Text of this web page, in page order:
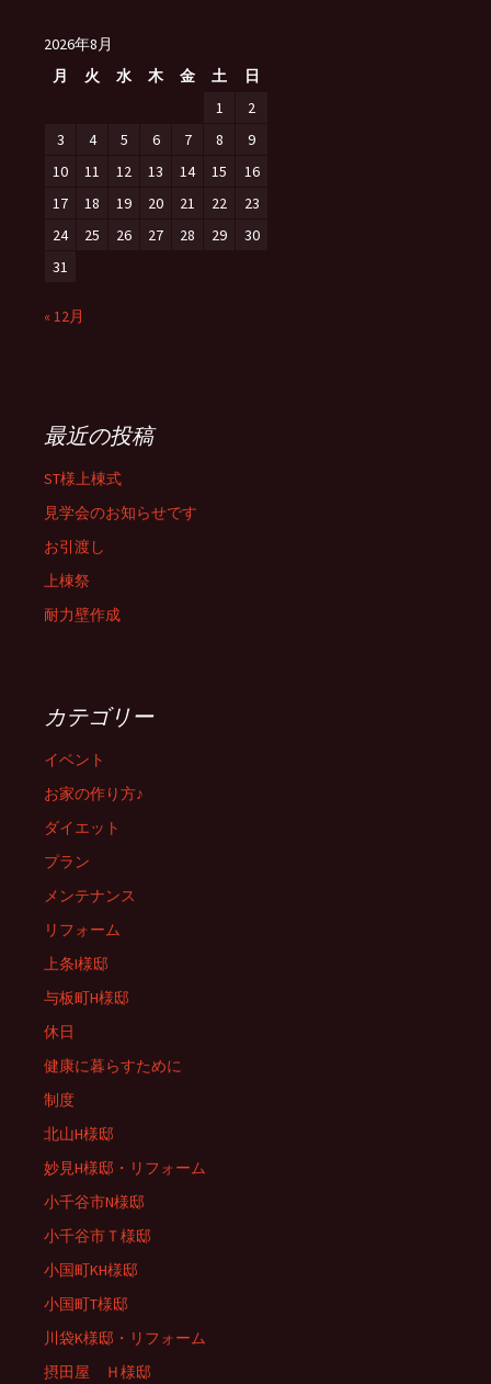
2026年8月
月
火 水 木 金 土
日
1
2
3
4 5 6 7 8
9
10
11 12 13 14 15
16
17
18 19 20 21 22
23
24
25 26 27 28 29
30
31
« 12月
最近の投稿
ST様上棟式
見学会のお知らせです
お引渡し
上棟祭
耐力壁作成
カテゴリー
イベント
お家の作り方♪
ダイエット
プラン
メンテナンス
リフォーム
上条I様邸
与板町H様邸
休日
健康に暮らすために
制度
北山H様邸
妙見H様邸・リフォーム
小千谷市N様邸
小千谷市Ｔ様邸
小国町KH様邸
小国町T様邸
川袋K様邸・リフォーム
摂田屋 Ｈ様邸